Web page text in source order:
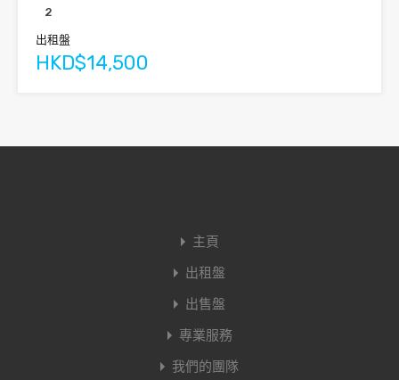
2
出租盤
HKD$14,500
主頁
出租盤
出售盤
專業服務
我們的團隊